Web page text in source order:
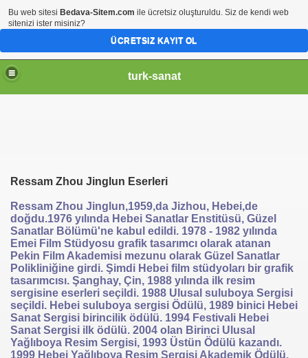
turk-sanat
Ressam Zhou Jinglun Eserleri
Ressam Zhou Jinglun,1959,da Jizhou, Hebei,de
doğdu.1976 yılında Hebei Sanatlar Enstitüsü, Güzel
Sanatlar Bölümü'ne kabul edildi. 1978 - 1982 yılında
Emei Film Stüdyosu grafik tasarımcı olarak atanan
Pekin Film Akademisi mezunu olarak Güzel Sanatlar
Polikliniğine girdi. Şimdi Hebei film stüdyoları bir grafik
tasarımcısı. Şanghay, Çin, 1988 yılında ilk resim
sergisine eserleri seçildi. 1988 Ulusal suluboya Sergisi
seçildi. Hebei suluboya sergisi Ödülü, 1989 binici Hebei
Sanat Sergisi birincilik ödülü. 1994 Festivali Hebei
Sanat Sergisi ilk ödülü. 2004 olan Birinci Ulusal
Yağlıboya Resim Sergisi, 1993 Üstün Ödülü kazandı.
1999 Hebei Yağlıboya Resim Sergisi Akademik Ödülü.
Bu web sitesi Bedava-Sitem.com ile ücretsiz oluşturuldu. Siz de kendi web
sitenizi ister misiniz?
ÜCRETSIZ KAYIT OL